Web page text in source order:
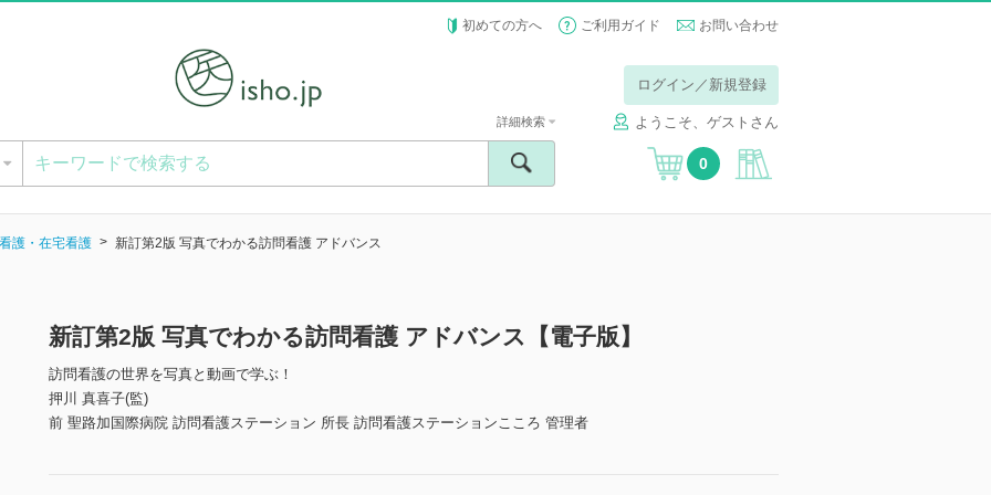
初めての方へ ご利用ガイド お問い合わせ
ログイン／新規登録
ようこそ、ゲストさん
詳細検索
0
護・在宅看護 新訂第2版 写真でわかる訪問看護 アドバンス
新訂第2版 写真でわかる訪問看護 アドバンス【電子版】
訪問看護の世界を写真と動画で学ぶ！
押川 真喜子(監)
前 聖路加国際病院 訪問看護ステーション 所長 訪問看護ステーションこころ 管理者